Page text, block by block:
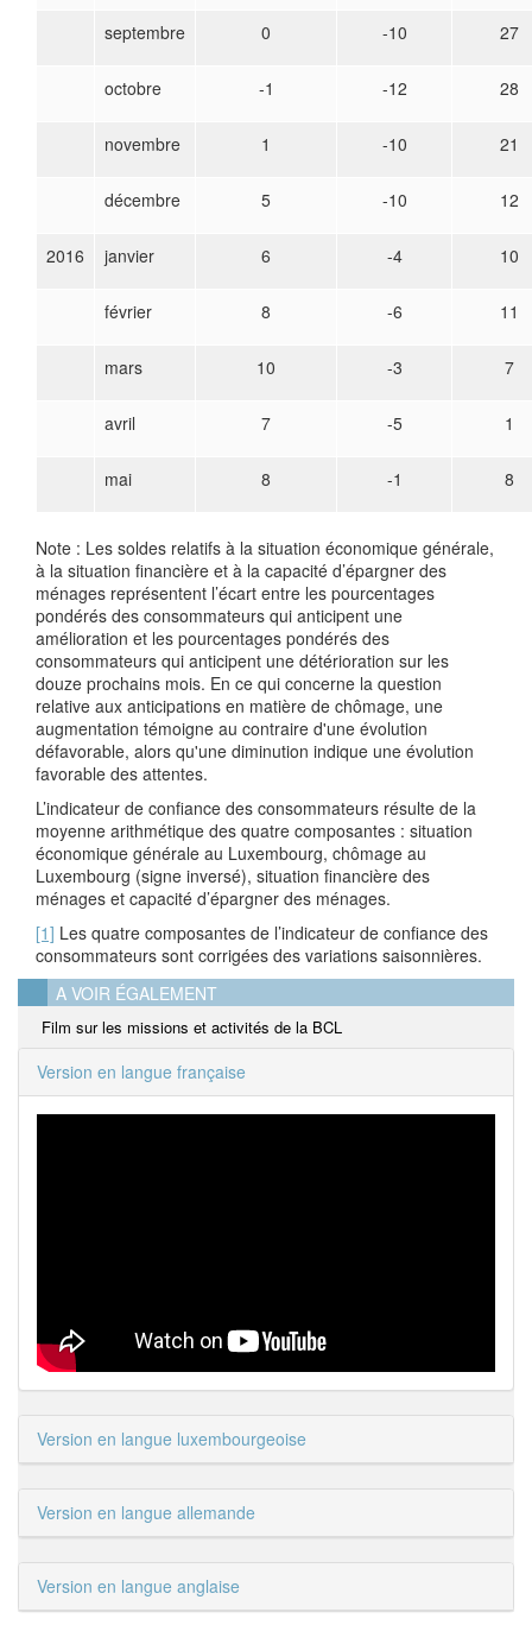
septembre 0 -10 27
octobre -1 -12 28
novembre 1 -10 21
décembre 5 -10 12
2016 janvier 6 -4 10
février 8 -6 11
mars 10 -3 7
avril 7 -5 1
mai 8 -1 8
Note : Les soldes relatifs à la situation économique générale,
à la situation financière et à la capacité d’épargner des
ménages représentent l’écart entre les pourcentages
pondérés des consommateurs qui anticipent une
amélioration et les pourcentages pondérés des
consommateurs qui anticipent une détérioration sur les
douze prochains mois. En ce qui concerne la question
relative aux anticipations en matière de chômage, une
augmentation témoigne au contraire d'une évolution
défavorable, alors qu'une diminution indique une évolution
favorable des attentes.
L’indicateur de confiance des consommateurs résulte de la
moyenne arithmétique des quatre composantes : situation
économique générale au Luxembourg, chômage au
Luxembourg (signe inversé), situation financière des
ménages et capacité d’épargner des ménages.
[1] Les quatre composantes de l’indicateur de confiance des
consommateurs sont corrigées des variations saisonnières.
A VOIR ÉGALEMENT
Film sur les missions et activités de la BCL
Version en langue française
Version en langue luxembourgeoise
Version en langue allemande
Version en langue anglaise